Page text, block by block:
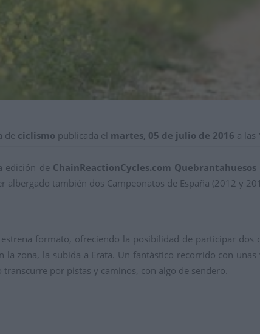
de ciclismo publicada el martes, 05 de julio de 2016 a las
edición de ChainReactionCycles.com Quebrantahuesos
albergado también dos Campeonatos de España (2012 y
formato, ofreciendo la posibilidad de participar
la zona, la subida a Erata. Un fantástico recorrido con
transcurre por pistas y caminos, con algo de sendero.